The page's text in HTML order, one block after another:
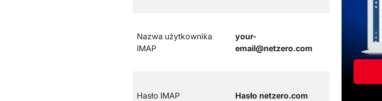
Nazwa użytkownika
IMAP
your-
email@netzero.com
Hasło IMAP Hasło netzero.com